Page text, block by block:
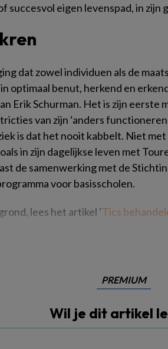
succesvol eigen levenspad, in zijn
dat zowel individuen als de
optimaal benut, herkend en
Erik Schurman. Het is zijn eerste
van zijn ‘anders
is dat het nooit kabbelt. Niet
in zijn dagelijkse leven met
de samenwerking met de
voor basisscholen.
lees het artikel ‘Tics
PREMIUM
Wil je dit artikel